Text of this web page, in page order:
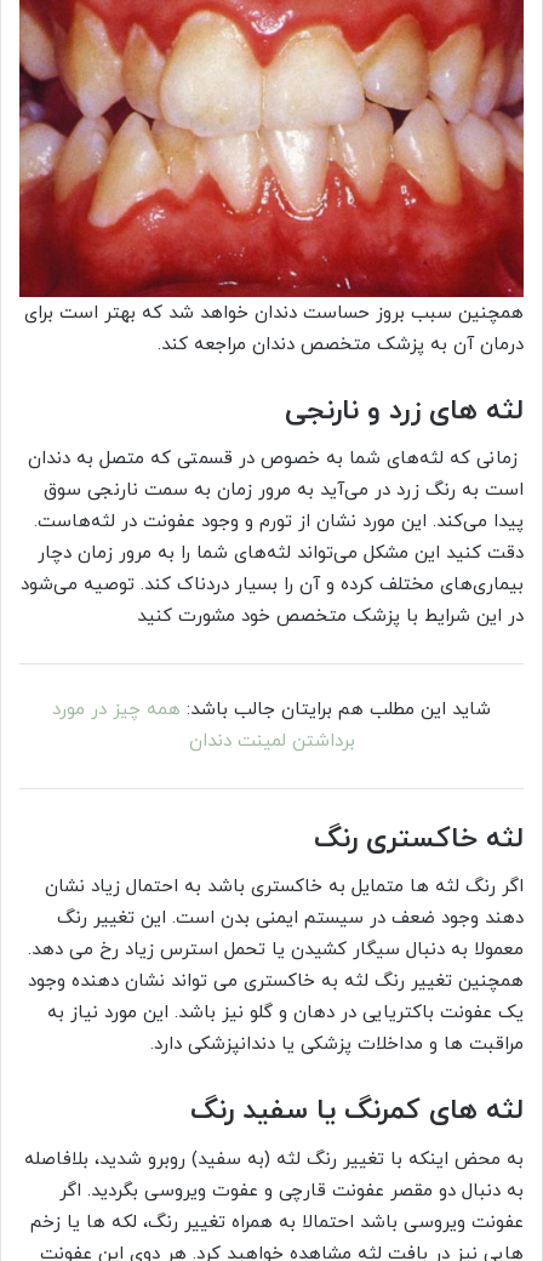
همچنین سبب بروز حساست دندان خواهد شد که بهتر است برای
درمان آن به پزشک متخصص دندان مراجعه کند.
لثه‌ های زرد و نارنجی
زمانی که لثه‌های شما به خصوص در قسمتی که متصل به دندان
است به رنگ زرد در می‌آید به مرور زمان به سمت نارنجی سوق
پیدا می‌کند. این مورد نشان از تورم و وجود عفونت در لثه‌هاست.
دقت کنید این مشکل می‌تواند لثه‌های شما را به مرور زمان دچار
بیماری‌های مختلف کرده و آن را بسیار دردناک کند. توصیه می‌شود
در این شرایط با پزشک متخصص خود مشورت کنید
شاید این مطلب هم برایتان جالب باشد: همه چیز در مورد
برداشتن لمینت دندان
لثه خاکستری رنگ
اگر رنگ لثه ها متمایل به خاکستری باشد به احتمال زیاد نشان
دهند وجود ضعف در سیستم ایمنی بدن است. این تغییر رنگ
معمولا به دنبال سیگار کشیدن یا تحمل استرس زیاد رخ می دهد.
همچنین تغییر رنگ لثه به خاکستری می تواند نشان دهنده وجود
یک عفونت باکتریایی در دهان و گلو نیز باشد. این مورد نیاز به
مراقبت ها و مداخلات پزشکی یا دندانپزشکی دارد.
لثه های کمرنگ یا سفید رنگ
به محض اینکه با تغییر رنگ لثه (به سفید) روبرو شدید، بلافاصله
به دنبال دو مقصر عفونت قارچی و عفوت ویروسی بگردید. اگر
عفونت ویروسی باشد احتمالا به همراه تغییر رنگ، لکه ها یا زخم
هایی نیز در بافت لثه مشاهده خواهید کرد. هر دوی این عفونت